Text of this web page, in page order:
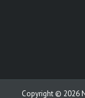
Copyright © 2026